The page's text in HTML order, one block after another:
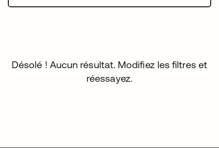
Désolé ! Aucun résultat. Modifiez les filtres et
réessayez.